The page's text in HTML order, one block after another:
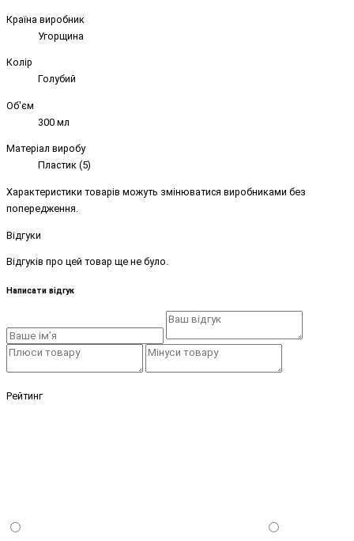
Країна виробник
Угорщина
Колір
Голубий
Об'єм
300 мл
Матеріал виробу
Пластик (5)
Характеристики товарів можуть змінюватися виробниками без
попередження.
Відгуки
Відгуків про цей товар ще не було.
Написати відгук
Рейтинг